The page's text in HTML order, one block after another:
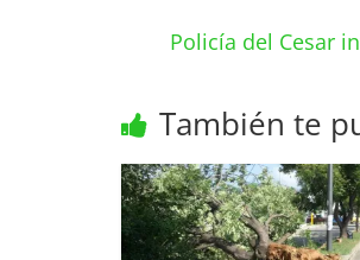
Policía del Cesar
También te